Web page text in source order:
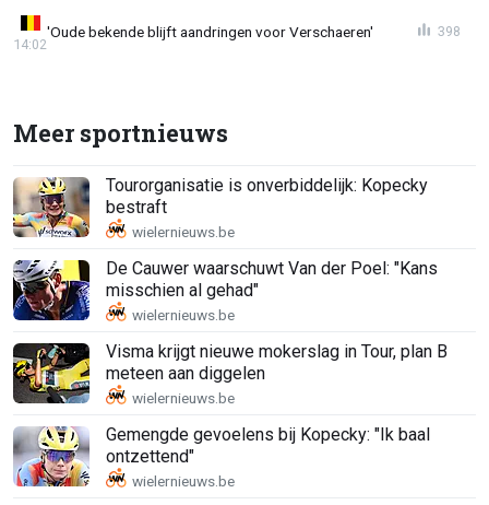
'Oude bekende blijft aandringen voor Verschaeren'
14:02
398
Meer sportnieuws
Tourorganisatie is onverbiddelijk: Kopecky
bestraft
De Cauwer waarschuwt Van der Poel: "Kans
misschien al gehad"
Visma krijgt nieuwe mokerslag in Tour, plan B
meteen aan diggelen
Gemengde gevoelens bij Kopecky: "Ik baal
ontzettend"